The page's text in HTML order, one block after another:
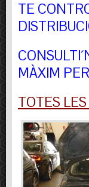
TE
MÀXIM
TOTES